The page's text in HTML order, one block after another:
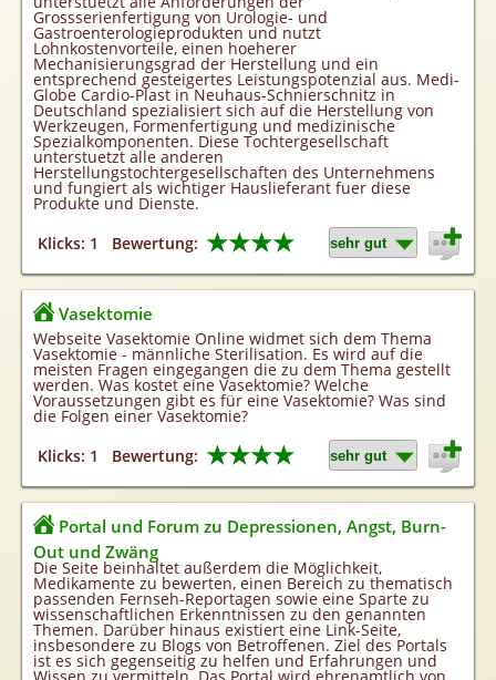
Grossserienfertigung von Urologie- und
Gastroenterologieprodukten und nutzt
Lohnkostenvorteile, einen hoeherer
Mechanisierungsgrad der Herstellung und ein
entsprechend gesteigertes Leistungspotenzial aus. Medi-
Globe Cardio-Plast in Neuhaus-Schnierschnitz in
Deutschland spezialisiert sich auf die Herstellung von
Werkzeugen, Formenfertigung und medizinische
Spezialkomponenten. Diese Tochtergesellschaft
unterstuetzt alle anderen
Herstellungstochtergesellschaften des Unternehmens
und fungiert als wichtiger Hauslieferant fuer diese
Produkte und Dienste.
Klicks: 1
Bewertung: ★★★★
Vasektomie
Webseite Vasektomie Online widmet sich dem Thema
Vasektomie - männliche Sterilisation. Es wird auf die
meisten Fragen eingegangen die zu dem Thema gestellt
werden. Was kostet eine Vasektomie? Welche
Voraussetzungen gibt es für eine Vasektomie? Was sind
die Folgen einer Vasektomie?
Klicks: 1
Bewertung: ★★★★
Portal und Forum zu Depressionen, Angst, Burn-
Out und Zwäng
Die Seite beinhaltet außerdem die Möglichkeit,
Medikamente zu bewerten, einen Bereich zu thematisch
passenden Fernseh-Reportagen sowie eine Sparte zu
wissenschaftlichen Erkenntnissen zu den genannten
Themen. Darüber hinaus existiert eine Link-Seite,
insbesondere zu Blogs von Betroffenen. Ziel des Portals
ist es sich gegenseitig zu helfen und Erfahrungen und